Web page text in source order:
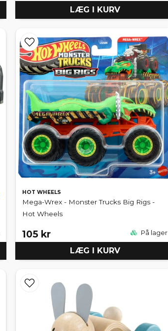
LÆG I KURV
HOT WHEELS
Mega-Wrex - Monster Trucks Big Rigs -
Hot Wheels
105 kr På lager
LÆG I KURV